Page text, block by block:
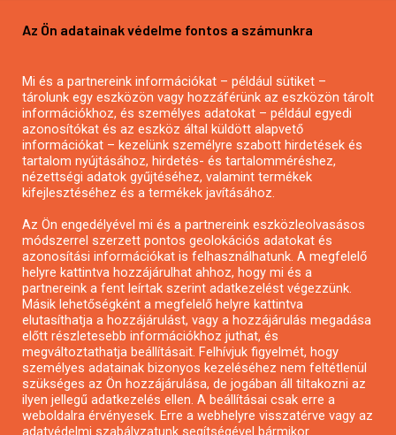
Mezőgazdasági pályázatírás
Pályázatírás civil szervezeteknek
Pályázatírás önkormányzatoknak
Pályázatfigyelés
Specifikus pályázatfigyelés vagy hírlevél
Pályázatok magánszemélyeknek
Pályázatok civil szervezeteknek
Pályázatok vállalkozásoknak
Önkormányzati pályázatok
Mezőgazdasági pályázatok
Falusi turizmus pályázatok
Napelem pályázatok
Az Ön adatainak védelme fontos a számunkra
Mi és a partnereink információkat – például sütiket –
tárolunk egy eszközön vagy hozzáférünk az eszközön tárolt
információkhoz, és személyes adatokat – például egyedi
azonosítókat és az eszköz által küldött alapvető
információkat – kezelünk személyre szabott hirdetések és
tartalom nyújtásához, hirdetés- és tartalomméréshez,
nézettségi adatok gyűjtéséhez, valamint termékek
kifejlesztéséhez és a termékek javításához.
Az Ön engedélyével mi és a partnereink eszközleolvasásos
módszerrel szerzett pontos geolokációs adatokat és
azonosítási információkat is felhasználhatunk. A megfelelő
helyre kattintva hozzájárulhat ahhoz, hogy mi és a
partnereink a fent leírtak szerint adatkezelést végezzünk.
Másik lehetőségként a megfelelő helyre kattintva
elutasíthatja a hozzájárulást, vagy a hozzájárulás megadása
előtt részletesebb információkhoz juthat, és
megváltoztathatja beállításait. Felhívjuk figyelmét, hogy
személyes adatainak bizonyos kezeléséhez nem feltétlenül
szükséges az Ön hozzájárulása, de jogában áll tiltakozni az
ilyen jellegű adatkezelés ellen. A beállításai csak erre a
weboldalra érvényesek. Erre a webhelyre visszatérve vagy az
adatvédelmi szabályzatunk segítségével bármikor